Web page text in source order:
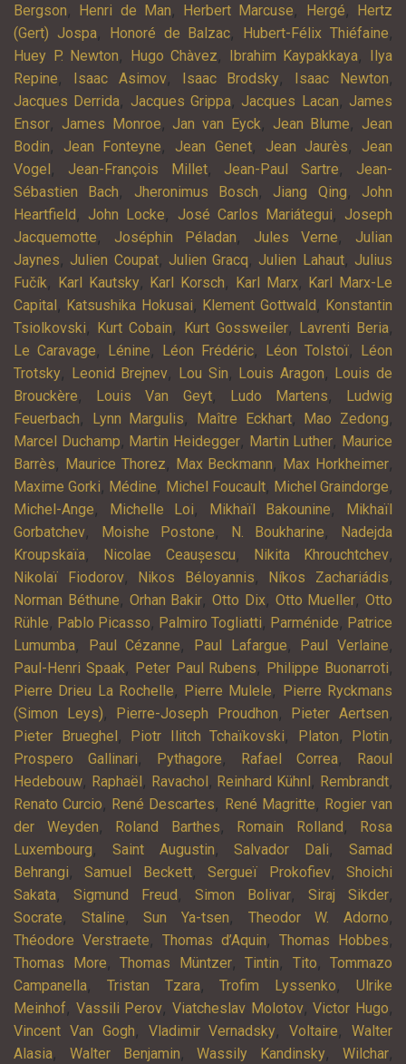
Bergson, Henri de Man, Herbert Marcuse, Hergé, Hertz
(Gert) Jospa, Honoré de Balzac, Hubert-Félix Thiéfaine,
Huey P. Newton, Hugo Chàvez, Ibrahim Kaypakkaya, Ilya
Repine, Isaac Asimov, Isaac Brodsky, Isaac Newton,
Jacques Derrida, Jacques Grippa, Jacques Lacan, James
Ensor, James Monroe, Jan van Eyck, Jean Blume, Jean
Bodin, Jean Fonteyne, Jean Genet, Jean Jaurès, Jean
Vogel, Jean-François Millet, Jean-Paul Sartre, Jean-
Sébastien Bach, Jheronimus Bosch, Jiang Qing, John
Heartfield, John Locke, José Carlos Mariátegui, Joseph
Jacquemotte, Joséphin Péladan, Jules Verne, Julian
Jaynes, Julien Coupat, Julien Gracq, Julien Lahaut, Julius
Fučík, Karl Kautsky, Karl Korsch, Karl Marx, Karl Marx-Le
Capital, Katsushika Hokusai, Klement Gottwald, Konstantin
Tsiolkovski, Kurt Cobain, Kurt Gossweiler, Lavrenti Beria,
Le Caravage, Lénine, Léon Frédéric, Léon Tolstoï, Léon
Trotsky, Leonid Brejnev, Lou Sin, Louis Aragon, Louis de
Brouckère, Louis Van Geyt, Ludo Martens, Ludwig
Feuerbach, Lynn Margulis, Maître Eckhart, Mao Zedong,
Marcel Duchamp, Martin Heidegger, Martin Luther, Maurice
Barrès, Maurice Thorez, Max Beckmann, Max Horkheimer,
Maxime Gorki, Médine, Michel Foucault, Michel Graindorge,
Michel-Ange, Michelle Loi, Mikhaïl Bakounine, Mikhaïl
Gorbatchev, Moishe Postone, N. Boukharine, Nadejda
Kroupskaïa, Nicolae Ceaușescu, Nikita Khrouchtchev,
Nikolaï Fiodorov, Nikos Béloyannis, Níkos Zachariádis,
Norman Béthune, Orhan Bakir, Otto Dix, Otto Mueller, Otto
Rühle, Pablo Picasso, Palmiro Togliatti, Parménide, Patrice
Lumumba, Paul Cézanne, Paul Lafargue, Paul Verlaine,
Paul-Henri Spaak, Peter Paul Rubens, Philippe Buonarroti,
Pierre Drieu La Rochelle, Pierre Mulele, Pierre Ryckmans
(Simon Leys), Pierre-Joseph Proudhon, Pieter Aertsen,
Pieter Brueghel, Piotr Ilitch Tchaïkovski, Platon, Plotin,
Prospero Gallinari, Pythagore, Rafael Correa, Raoul
Hedebouw, Raphaël, Ravachol, Reinhard Kühnl, Rembrandt,
Renato Curcio, René Descartes, René Magritte, Rogier van
der Weyden, Roland Barthes, Romain Rolland, Rosa
Luxembourg, Saint Augustin,Salvador Dali,Samad
Behrangi,Samuel Beckett,Sergueï Prokofiev,Shoichi
Sakata, Sigmund Freud, Simon Bolivar, Siraj Sikder,
Socrate, Staline,Sun Ya-tsen, Theodor W. Adorno,
Théodore Verstraete, Thomas d’Aquin, Thomas Hobbes,
Thomas More, Thomas Müntzer, Tintin, Tito, Tommazo
Campanella, Tristan Tzara,Trofim Lyssenko,Ulrike
Meinhof, Vassili Perov,Viatcheslav Molotov,Victor Hugo,
Vincent Van Gogh, Vladimir Vernadsky,Voltaire,Walter
Alasia, Walter Benjamin,Wassily Kandinsky,Wilchar,